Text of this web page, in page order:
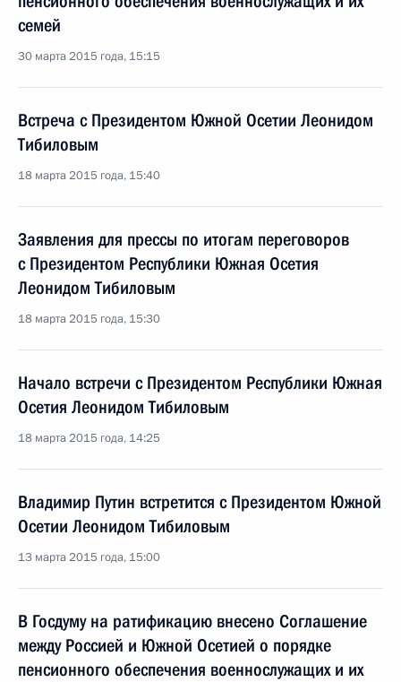
семей
30 марта 2015 года, 15:15
Встреча с Президентом Южной Осетии Леонидом
Тибиловым
18 марта 2015 года, 15:40
Заявления для прессы по итогам переговоров
с Президентом Республики Южная Осетия
Леонидом Тибиловым
18 марта 2015 года, 15:30
Начало встречи с Президентом Республики Южная
Осетия Леонидом Тибиловым
18 марта 2015 года, 14:25
Владимир Путин встретится с Президентом Южной
Осетии Леонидом Тибиловым
13 марта 2015 года, 15:00
В Госдуму на ратификацию внесено Соглашение
между Россией и Южной Осетией о порядке
пенсионного обеспечения военнослужащих и их